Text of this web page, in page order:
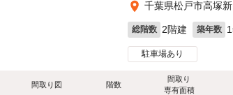
千葉県松戸市高塚新
総階数 2階建 築年数
駐車場あり
間取り図 階数
間取り
専有面積